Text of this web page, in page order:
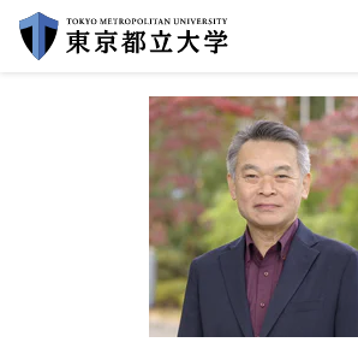
グローバルメニューにスキップ